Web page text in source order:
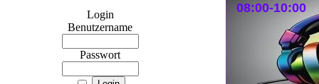
Login
Benutzername
Passwort
08:00-10:00